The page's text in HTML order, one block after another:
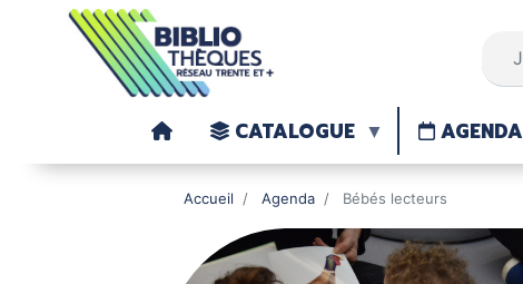
CATALOGUE AGENDA
Accueil Agenda Bébés lecteurs